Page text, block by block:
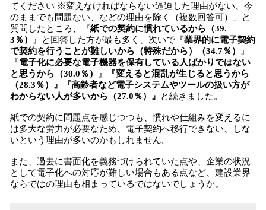
てください ※変えなければならない逼迫した理由がない、今
のままでも問題ない、などの理由を除く（複数回答可）」と
質問したところ、『紙での契約に慣れているから（39.
3％）
』と回答した方が最も多く、次いで『業界的に電子契約
で契約を行うことが難しいから（特殊だから）（34.7％）
』
『電子化に必要な電子機器を保有している人ばかりではない
と思うから（30.0％）
』
『変えると混乱が生じると思うから
（28.3％）』『高齢者など電子システムやツールの扱い方が
わからない人が多いから（27.0％）』
と続きました。
紙での契約に問題点を感じつつも、慣れや仕組みを変えるに
は多大な労力が必要なため、電子契約へ移行できない、しな
いという理由が多いのかもしれません。
また、過去に書面化を義務づけられていた点や、企業の状況
として電子化への対応が難しい場合もある点など、建設業界
ならではの理由も相まっているではないでしょうか。